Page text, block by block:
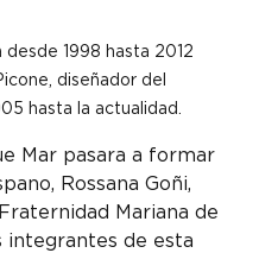
desde 1998 hasta 2012
diseñador del
hasta la actualidad.
Mar pasara a formar
Rossana Goñi,
Mariana de
integrantes de esta